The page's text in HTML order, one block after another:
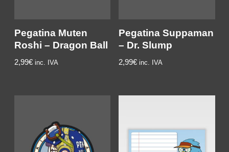
Pegatina Muten
Roshi – Dragon Ball
2,99€ inc. IVA
Pegatina Suppaman
– Dr. Slump
2,99€ inc. IVA